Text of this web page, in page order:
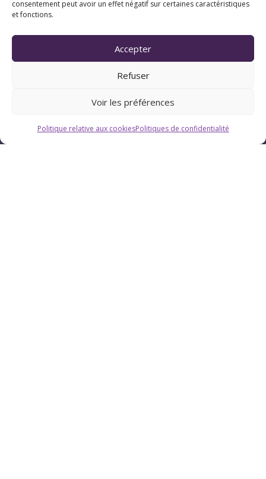
consentement peut avoir un effet négatif sur certaines caractéristiques
et fonctions.
Accepter
Refuser
Voir les préférences
Politique relative aux cookiesPolitiques de confidentialité
Horaires
Du lundi au vendredi : 9h-12h / 13h-18h
Le samedi : 9h-12h